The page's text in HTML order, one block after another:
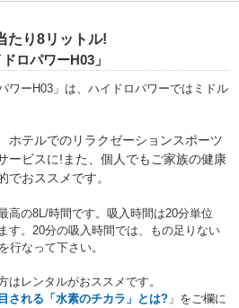
り8リットル!
ロパワーH03」
ワーH03」は、ハイドロパワーではミドル
ホテルでのリラクゼーションスポーツ
ービスに!また、個人でもご家族の健康
でおススメです。
高の8L/時間です。吸入時間は20分単位
す。20分の吸入時間では、もの足りない
行なって下さい。
レンタルがおススメです。
される「水素のチカラ」とは? 」をご欄に